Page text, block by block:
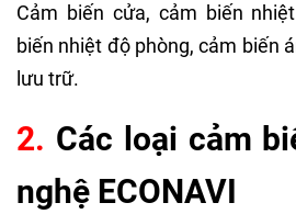
Cảm biến cửa, cảm biến
biến nhiệt độ phòng, cảm biến
lưu trữ.
2. Các loại cảm
nghệ ECONAVI